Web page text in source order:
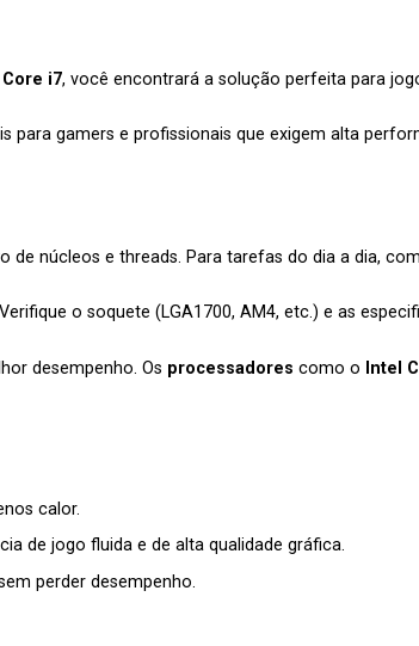
Core i7, você encontrará a solução perfeita para
para gamers e profissionais que exigem alta
de núcleos e threads. Para tarefas do dia a dia,
o soquete (LGA1700, AM4, etc.) e as
desempenho. Os processadores como o Intel
calor.
de jogo fluida e de alta qualidade gráfica.
perder desempenho.